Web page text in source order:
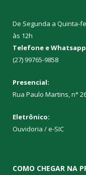
De Segunda a Quinta-
às 12h
Telefone e
(27) 99765-9858
Presencial:
Rua Paulo Martins, n°
Eletrônico:
Ouvidoria /e-SIC
COMO CHEGAR NA